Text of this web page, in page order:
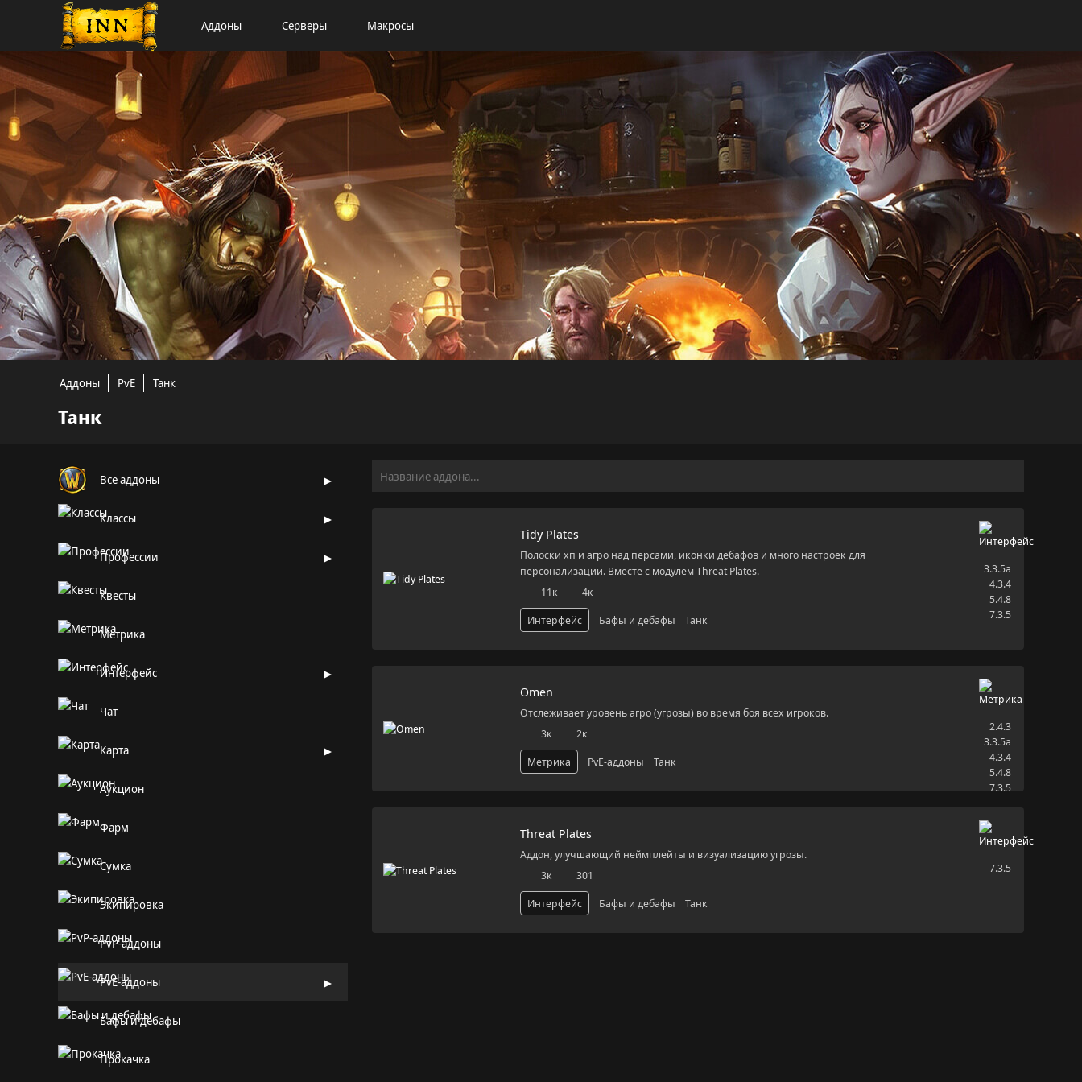
Аддоны Серверы Макросы
Аддоны PvE Танк
Танк
Все аддоны
Классы
Профессии
Квесты
Метрика
Интерфейс
Чат
Карта
Аукцион
Фарм
Сумка
Экипировка
PvP-аддоны
PvE-аддоны
Бафы и дебафы
Прокачка
Tidy Plates
Полоски хп и агро над персами, иконки дебафов и много настроек для
персонализации. Вместе с модулем Threat Plates.
11к
4к
Интерфейс
Бафы и дебафы Танк
3.3.5a
4.3.4
5.4.8
7.3.5
Omen
Отслеживает уровень агро (угрозы) во время боя всех игроков.
3к
2к
Метрика
PvE-аддоны Танк
2.4.3
3.3.5a
4.3.4
5.4.8
7.3.5
Threat Plates
Аддон, улучшающий неймплейты и визуализацию угрозы.
3к
301
Интерфейс
Бафы и дебафы Танк
7.3.5